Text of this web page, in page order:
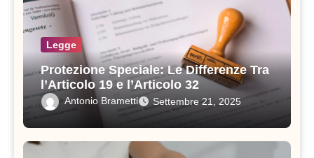
Legge
Protezione Speciale: Le Differenze Tra
l’Articolo 19 e l’Articolo 32
Antonio Brametti Settembre 21, 2025